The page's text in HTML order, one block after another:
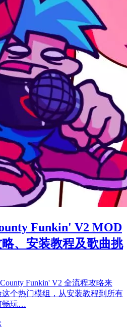
Funkin' V2 MOD
、安装教程及歌曲挑
Funkin' V2 全流程攻略来
个热门模组，从安装教程到所有
畅玩…